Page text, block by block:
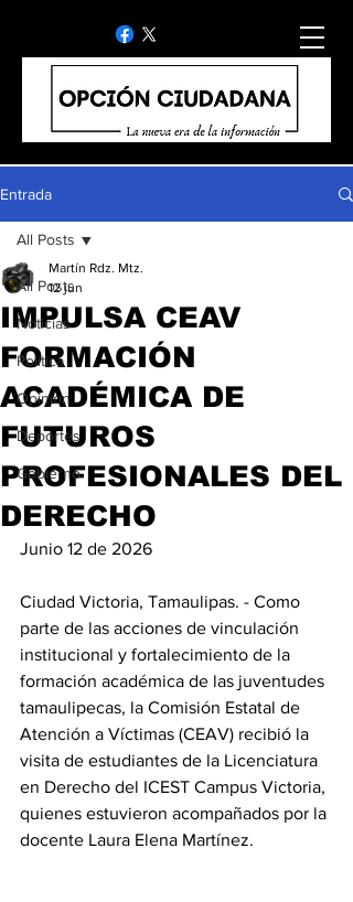
Entrada
All Posts
Noticias
Politica
Opinion
Deportes
Gobierno
All Posts
IMPULSA CEAV
FORMACIÓN
ACADÉMICA DE
FUTUROS
PROFESIONALES DEL
DERECHO
Martín Rdz. Mtz.
12 jun
Junio 12 de 2026
Ciudad Victoria, Tamaulipas. - Como
parte de las acciones de vinculación
institucional y fortalecimiento de la
formación académica de las juventudes
tamaulipecas, la Comisión Estatal de
Atención a Víctimas (CEAV) recibió la
visita de estudiantes de la Licenciatura
en Derecho del ICEST Campus Victoria,
quienes estuvieron acompañados por la
docente Laura Elena Martínez.